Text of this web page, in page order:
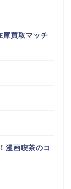
庫買取マッチ
漫画喫茶のコ